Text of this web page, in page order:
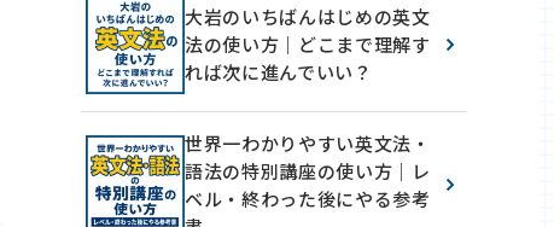
大岩のいちばんはじめの英文
法の使い方｜どこまで理解す
れば次に進んでいい？
世界一わかりやすい英文法・
語法の特別講座の使い方｜レ
ベル・終わった後にやる参考